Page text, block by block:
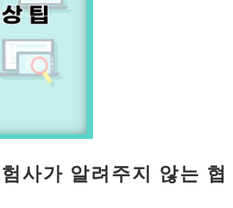
사가 알려주지 않는 협